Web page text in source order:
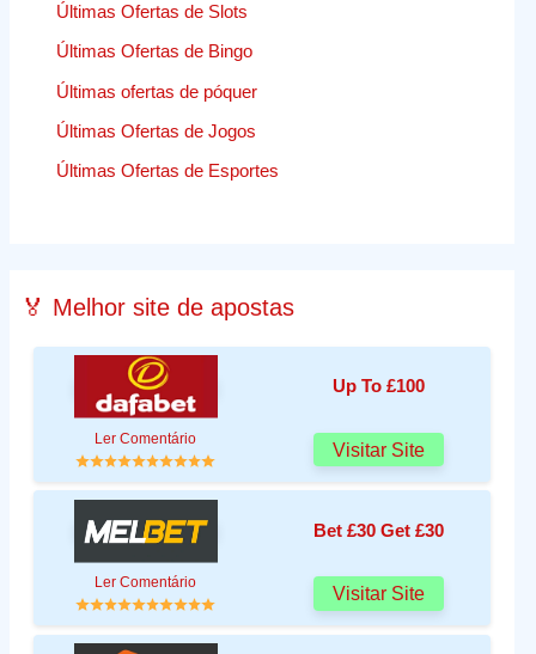
Últimas Ofertas de Slots
Últimas Ofertas de Bingo
Últimas ofertas de póquer
Últimas Ofertas de Jogos
Últimas Ofertas de Esportes
🏅 Melhor site de apostas
Up To £100
Ler Comentário
Visitar Site
Bet £30 Get £30
Ler Comentário
Visitar Site